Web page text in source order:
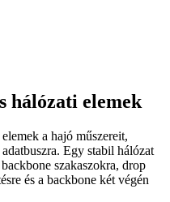
hálózati elemek
a hajó műszereit,
Egy stabil hálózat
szakaszokra, drop
és a backbone két végén